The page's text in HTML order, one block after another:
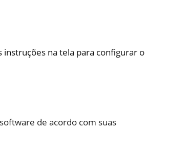
instruções na tela para configurar o
de acordo com suas